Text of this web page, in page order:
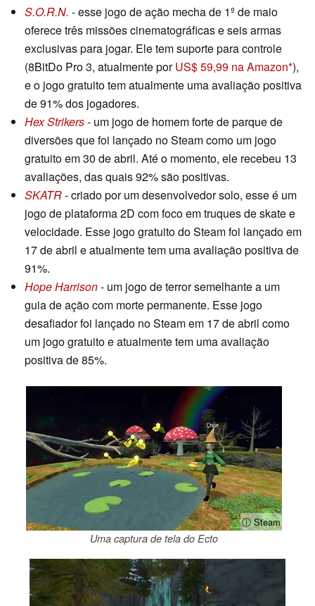
S.O.R.N. - esse jogo de ação mecha de 1º de maio
oferece três missões cinematográficas e seis armas
exclusivas para jogar. Ele tem suporte para controle
(8BitDo Pro 3, atualmente porUS$ 59,99 na Amazon ),
e o jogo gratuito tem atualmente uma avaliação positiva
de 91% dos jogadores.
Hex Strikers- um jogo de homem forte de parque de
diversões que foi lançado no Steam como um jogo
gratuito em 30 de abril. Até o momento, ele recebeu 13
avaliações, das quais 92% são positivas.
SKATR- criado por um desenvolvedor solo, esse é um
jogo de plataforma 2D com foco em truques de skate e
velocidade. Esse jogo gratuito do Steam foi lançado em
17 de abril e atualmente tem uma avaliação positiva de
91%.
Hope Harrison- um jogo de terror semelhante a um
guia de ação com morte permanente. Esse jogo
desafiador foi lançado no Steam em 17 de abril como
um jogo gratuito e atualmente tem uma avaliação
positiva de 85%.
ⓘ Steam
Uma captura de tela do Ecto